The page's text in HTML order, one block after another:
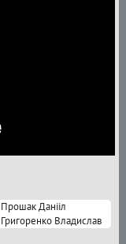
Прошак Данііл
Григоренко Владислав